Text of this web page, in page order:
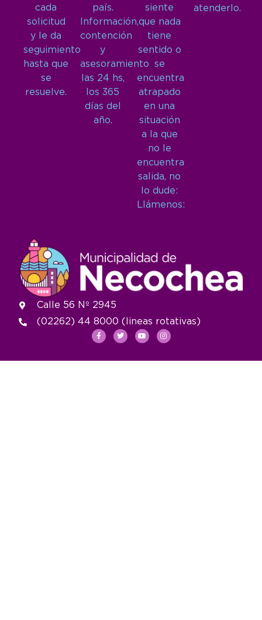
cada
solicitud
y le da
seguimiento
hasta que
se
resuelve.
país.
Información,
contención
y
asesoramiento
las 24 hs,
los 365
días del
año.
siente
que nada
tiene
sentido o
se
encuentra
atrapado
en una
situación
a la que
no le
encuentra
salida, no
lo dude:
Llámenos:
atenderlo.
Calle 56 Nº 2945
(02262) 44 8000 (lineas rotativas)